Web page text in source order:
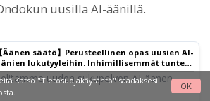
uusilla AI-äänillä.
【Äänen säätö】Perusteellinen opas uusien AI-
lukutyyleihin. Inhimillisemmät tunteet
näytteleminen mahdollista ilmaiseksi! |
puheeksi -ohjelmisto Ondoku
uuden sukupolven AI-äänen
Ondoku Beta』 säätötekniikat. Tunteet,
Katso"Tietosuojakäytäntö"saadaksesi
OK